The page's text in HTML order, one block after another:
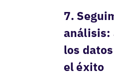
7.
análisis:
los
el éxito